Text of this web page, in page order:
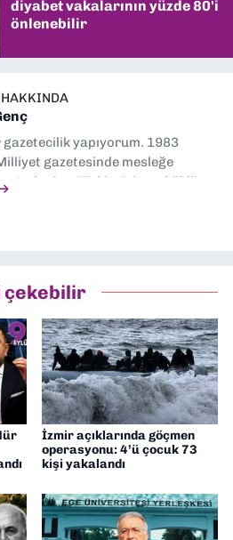
diyabet vakalarının yüzde 80'i
önlenebilir
gazetecilik yapıyorum. 1983
gazetesinde mesleğe
Ardından Türkiye’nin en köklü
editör, müdür yardımcısı ve spor
görev yaptım. Ayrıca Yeni
editörlük yapıyorum
çekebilir
İzmir açıklarında göçmen
operasyonu: 4’ü çocuk 73
kişi yakalandı